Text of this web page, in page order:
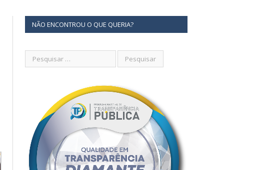
NÃO ENCONTROU O QUE QUERIA?